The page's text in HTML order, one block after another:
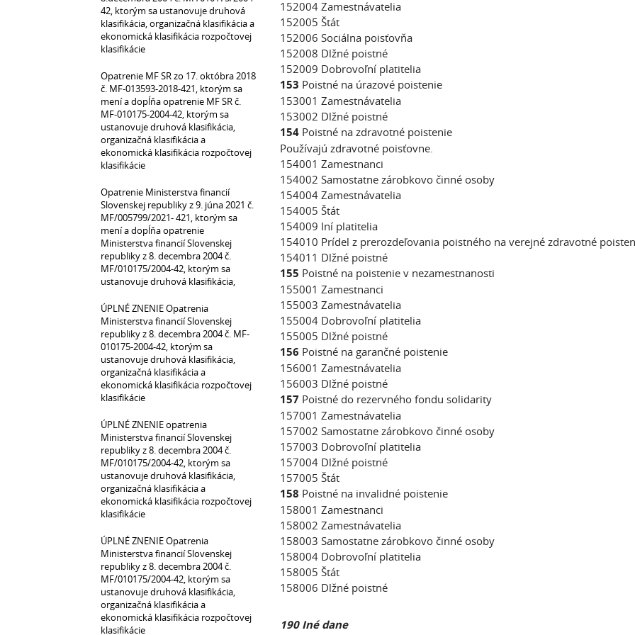
152004 Zamestnávatelia
152005 Štát
152006 Sociálna poisťovňa
152008 Dlžné poistné
152009 Dobrovoľní platitelia
153 Poistné na úrazové poistenie
153001 Zamestnávatelia
153002 Dlžné poistné
154 Poistné na zdravotné poistenie
Používajú zdravotné poisťovne.
154001 Zamestnanci
154002 Samostatne zárobkovo činné osoby
154004 Zamestnávatelia
154005 Štát
154009 Iní platitelia
154010 Prídel z prerozdeľovania poistného na verejné zdravotné
154011 Dlžné poistné
155 Poistné na poistenie v nezamestnanosti
155001 Zamestnanci
155003 Zamestnávatelia
155004 Dobrovoľní platitelia
155005 Dlžné poistné
156 Poistné na garančné poistenie
156001 Zamestnávatelia
156003 Dlžné poistné
157 Poistné do rezervného fondu solidarity
157001 Zamestnávatelia
157002 Samostatne zárobkovo činné osoby
157003 Dobrovoľní platitelia
157004 Dlžné poistné
157005 Štát
158 Poistné na invalidné poistenie
158001 Zamestnanci
158002 Zamestnávatelia
158003 Samostatne zárobkovo činné osoby
158004 Dobrovoľní platitelia
158005 Štát
158006 Dlžné poistné
190 Iné dane
42, ktorým sa ustanovuje druhová
klasifikácia, organizačná klasifikácia a
ekonomická klasifikácia rozpočtovej
klasifikácie
Opatrenie MF SR zo 17. októbra 2018
č. MF-013593-2018-421, ktorým sa
mení a dopĺňa opatrenie MF SR č.
MF-010175-2004-42, ktorým sa
ustanovuje druhová klasifikácia,
organizačná klasifikácia a
ekonomická klasifikácia rozpočtovej
klasifikácie
Opatrenie Ministerstva financií
Slovenskej republiky z 9. júna 2021 č.
MF/005799/2021- 421, ktorým sa
mení a dopĺňa opatrenie
Ministerstva financií Slovenskej
republiky z 8. decembra 2004 č.
MF/010175/2004-42, ktorým sa
ustanovuje druhová klasifikácia,
ÚPLNÉ ZNENIE Opatrenia
Ministerstva financií Slovenskej
republiky z 8. decembra 2004 č. MF-
010175-2004-42, ktorým sa
ustanovuje druhová klasifikácia,
organizačná klasifikácia a
ekonomická klasifikácia rozpočtovej
klasifikácie
ÚPLNÉ ZNENIE opatrenia
Ministerstva financií Slovenskej
republiky z 8. decembra 2004 č.
MF/010175/2004-42, ktorým sa
ustanovuje druhová klasifikácia,
organizačná klasifikácia a
ekonomická klasifikácia rozpočtovej
klasifikácie
ÚPLNÉ ZNENIE Opatrenia
Ministerstva financií Slovenskej
republiky z 8. decembra 2004 č.
MF/010175/2004-42, ktorým sa
ustanovuje druhová klasifikácia,
organizačná klasifikácia a
ekonomická klasifikácia rozpočtovej
klasifikácie